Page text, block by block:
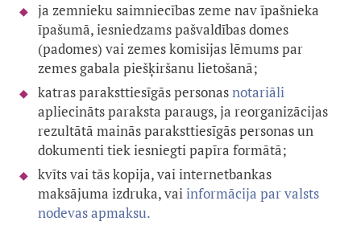
ja zemnieku saimniecības zeme nav īpašnieka
īpašumā, iesniedzams pašvaldības domes
(padomes) vai zemes komisijas lēmums par
zemes gabala piešķiršanu lietošanā;
katras paraksttiesīgās personasnotariāli
apliecināts paraksta paraugs, ja reorganizācijas
rezultātā mainās paraksttiesīgās personas un
dokumenti tiek iesniegti papīra formātā;
kvīts vai tās kopija, vai internetbankas
maksājuma izdruka, vaiinformācija par valsts
nodevas apmaksu.